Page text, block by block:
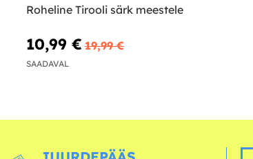
Roheline Tirooli särk meestele
10,99 € 19,99 €
SAADAVAL